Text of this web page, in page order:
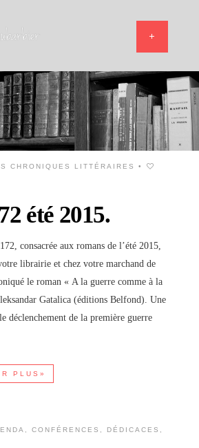
CHRONIQUES LITTÉRAIRES
•
été 2015.
consacrée aux romans de l’été 2015,
librairie et chez votre marchand de
le roman « A la guerre comme à la
Gatalica (éditions Belfond). Une
déclenchement de la première guerre
PLUS»
CONFÉRENCES DÉDICACES